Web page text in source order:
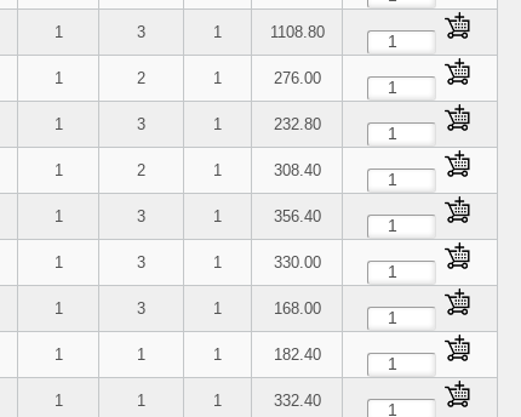
1 3 1 1108.80
1 2 1 276.00
1 3 1 232.80
1 2 1 308.40
1 3 1 356.40
1 3 1 330.00
1 3 1 168.00
1 1 1 182.40
1 1 1 332.40